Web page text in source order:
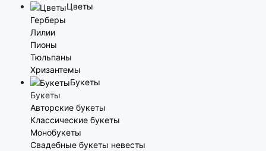
Цветы
Герберы
Лилии
Пионы
Тюльпаны
Хризантемы
Букеты
Букеты
Авторские букеты
Классические букеты
Монобукеты
Свадебные букеты невесты